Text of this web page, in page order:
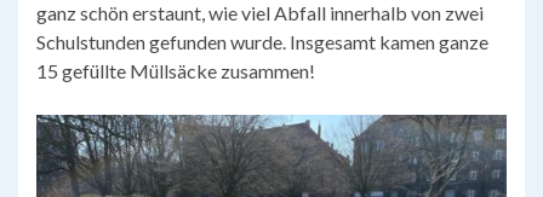
ganz schön erstaunt, wie viel Abfall innerhalb von zwei
Schulstunden gefunden wurde. Insgesamt kamen ganze
15 gefüllte Müllsäcke zusammen!